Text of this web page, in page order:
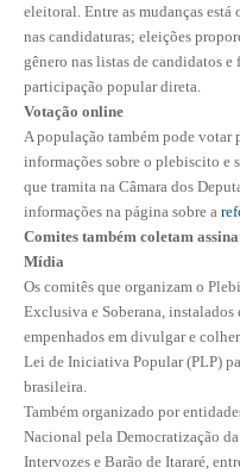
CARREIRA
NEWSLETTER
GUIA DAS ENGENHARIAS
CONTATO
CURSOS
ENGENHEIRO
SEESP EDUCAÇÃO
PLATAFORMAS GRATUITAS
BENEFÍCIOS
eleitoral. Entre as mudanças
nas candidaturas; eleições
gênero nas listas de candidatos
participação popular direta.
Votação online
A população também pode votar
informações sobre o plebiscito e
que tramita na Câmara dos
informações na página sobre a
Comites também coletam
Mídia
Os comitês que organizam o
Exclusiva e Soberana,
empenhados em divulgar e
Lei de Iniciativa Popular (PLP)
brasileira.
Também organizado por
Nacional pela Democratização
Intervozes e Barão de Itararé,